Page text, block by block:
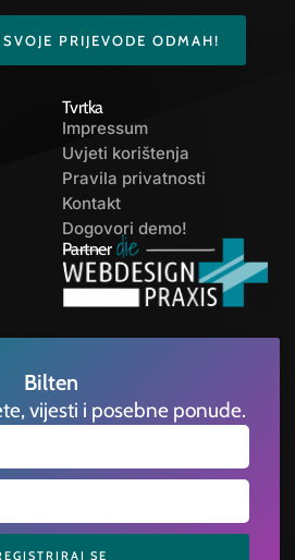
PRIJEVODE ODMAH!
Tvrtka
Impressum
Uvjeti korištenja
Pravila privatnosti
Kontakt
Dogovori demo!
Partner
Bilten
vijesti i posebne ponude.
SE